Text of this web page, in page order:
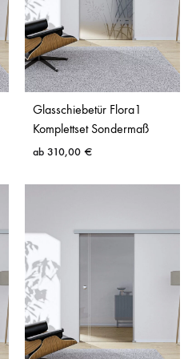
Maß, Glasdesign und
auswählen
Sicherheitsglas, Laufschiene,
und Zubehör
Schwenkbereich wie bei
Loft
Wohnen, Küche, Bad,
deiner Einbausituation
im Sondermaß
Glasschiebetür Flora1
Komplettset Sondermaß
ab 310,00 €